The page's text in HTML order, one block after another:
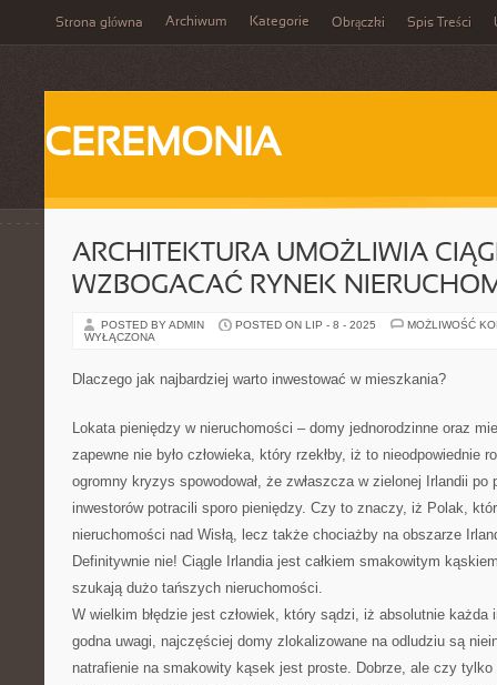
Strona główna Archiwum Kategorie Obrączki Spis Treści
CEREMONIA
ARCHITEKTURA UMOŻLIWIA
WZBOGACAĆ RYNEK
POSTED BY ADMIN POSTED ON LIP - 8 - 2025
MOŻLIWOŚĆ
WYŁĄCZONA
Dlaczego jak najbardziej warto inwestować w mieszkania?
Lokata pieniędzy w nieruchomości – domy jednorodzinne oraz
zapewne nie było człowieka, który rzekłby, iż to nieodpowiednie
ogromny kryzys spowodował, że zwłaszcza w zielonej Irlandii po
inwestorów potracili sporo pieniędzy. Czy to znaczy, iż Polak,
nieruchomości nad Wisłą, lecz także chociażby na obszarze
Definitywnie nie! Ciągle Irlandia jest całkiem smakowitym
szukają dużo tańszych nieruchomości.
W wielkim błędzie jest człowiek, który sądzi, iż absolutnie każda
godna uwagi, najczęściej domy zlokalizowane na odludziu są
natrafienie na smakowity kąsek jest proste. Dobrze, ale czy